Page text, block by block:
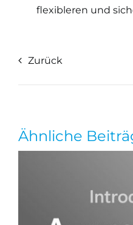
flexibleren und
Zurück
Ähnliche